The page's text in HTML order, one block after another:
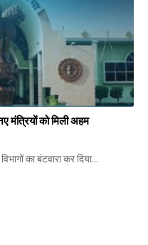
मंत्रियों को मिली अहम
का बंटवारा कर दिया…